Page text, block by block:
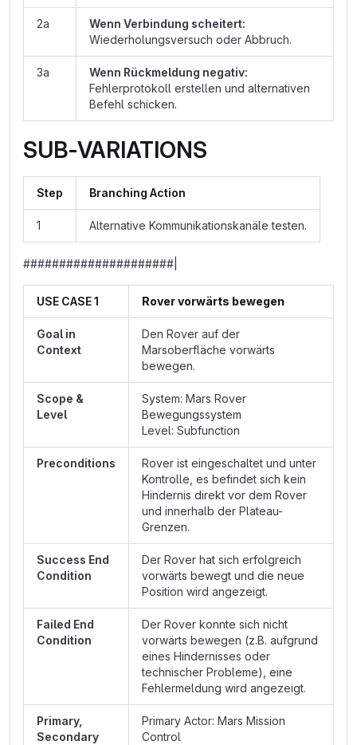
2a
Wenn Verbindung scheitert:
Wiederholungsversuch oder Abbruch.
3a
Wenn Rückmeldung negativ:
Fehlerprotokoll erstellen und alternativen
Befehl schicken.
SUB-VARIATIONS
Step Branching Action
1 Alternative Kommunikationskanäle testen.
#####################|
USE CASE 1 Rover vorwärts bewegen
Goal in
Context
Den Rover auf der
Marsoberfläche vorwärts
bewegen.
Scope &
Level
System: Mars Rover
Bewegungssystem
Level: Subfunction
Preconditions
Rover ist eingeschaltet und unter
Kontrolle, es befindet sich kein
Hindernis direkt vor dem Rover
und innerhalb der Plateau-
Grenzen.
Success End
Condition
Der Rover hat sich erfolgreich
vorwärts bewegt und die neue
Position wird angezeigt.
Failed End
Condition
Der Rover konnte sich nicht
vorwärts bewegen (z.B. aufgrund
eines Hindernisses oder
technischer Probleme), eine
Fehlermeldung wird angezeigt.
Primary,
Secondary
Primary Actor: Mars Mission
Control